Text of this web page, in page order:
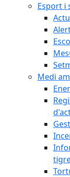
Esport i
Medi